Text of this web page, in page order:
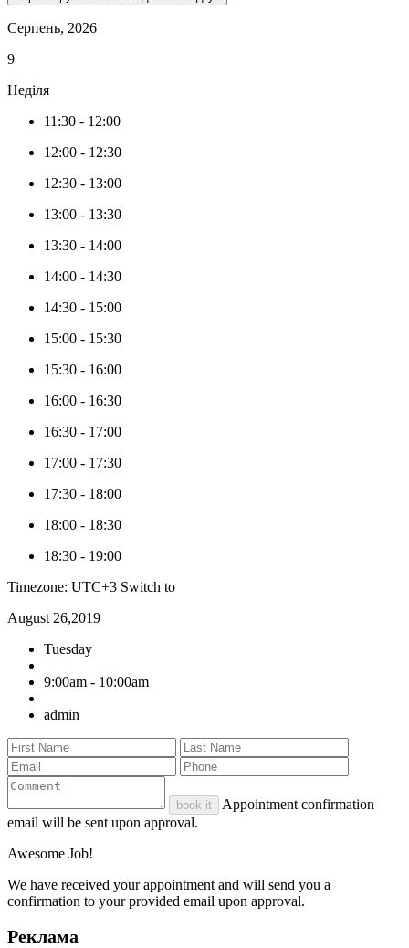
Серпень, 2026
9
Неділя
11:30 - 12:00
12:00 - 12:30
12:30 - 13:00
13:00 - 13:30
13:30 - 14:00
14:00 - 14:30
14:30 - 15:00
15:00 - 15:30
15:30 - 16:00
16:00 - 16:30
16:30 - 17:00
17:00 - 17:30
17:30 - 18:00
18:00 - 18:30
18:30 - 19:00
Timezone: UTC+3 Switch to
August 26,2019
Tuesday
9:00am - 10:00am
admin
book it
Appointment confirmation
email will be sent upon approval.
Awesome Job!
We have received your appointment and will send you a
confirmation to your provided email upon approval.
Реклама